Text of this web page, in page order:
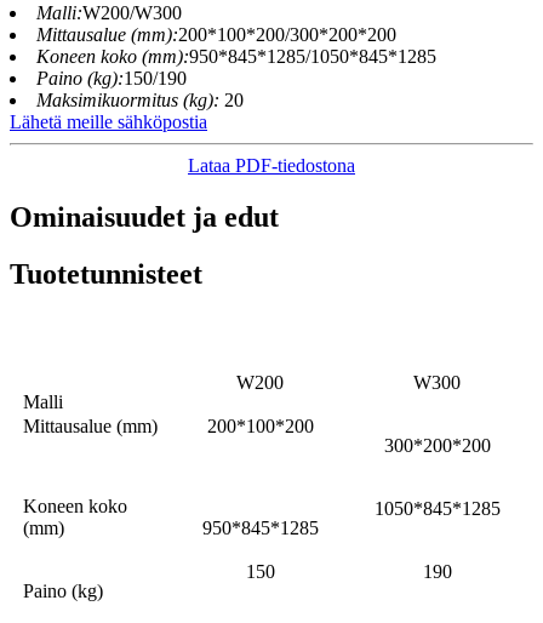
Malli:W200/W300
Mittausalue (mm):200*100*200/300*200*200
Koneen koko (mm):950*845*1285/1050*845*1285
Paino (kg):150/190
Maksimikuormitus (kg): 20
Lähetä meille sähköpostia
Lataa PDF-tiedostona
Ominaisuudet ja edut
Tuotetunnisteet
Malli
W200 W300
Mittausalue (mm)
200*100*200
300*200*200
Koneen koko
(mm)
950*845*1285
1050*845*1285
Paino (kg)
150 190